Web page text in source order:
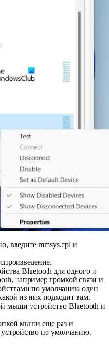
введите mmsys.cpl и
Bluetooth для одного и
например громкой связи и
по умолчанию один
из них подходит вам.
мыши устройство Bluetooth и
мыши еще раз и
по умолчанию.